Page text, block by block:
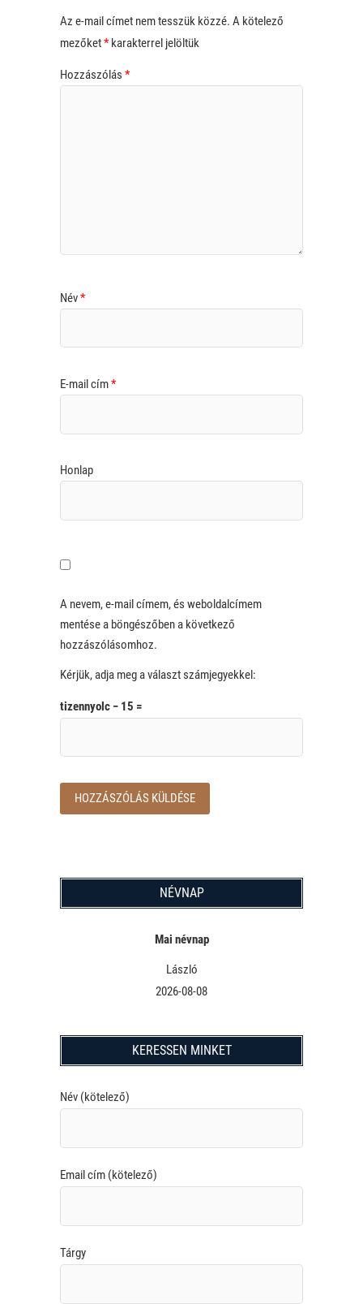
Az e-mail címet nem tesszük közzé. A kötelező
mezőket*karakterrel jelöltük
Hozzászólás *
Név*
E-mail cím*
Honlap
A nevem, e-mail címem, és weboldalcímem
mentése a böngészőben a következő
hozzászólásomhoz.
Kérjük, adja meg a választ számjegyekkel:
tizennyolc − 15 =
NÉVNAP
Mai névnap
László
2026-08-08
KERESSEN MINKET
Név (kötelező)
Email cím (kötelező)
Tárgy